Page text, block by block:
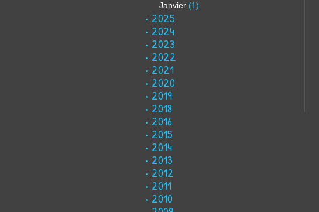
Janvier (1)
2025
2024
2023
2022
2021
2020
2019
2018
2016
2015
2014
2013
2012
2011
2010